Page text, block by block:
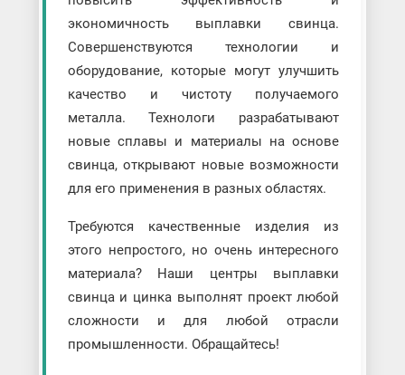
экономичность выплавки свинца.
Совершенствуются технологии и
оборудование, которые могут улучшить
качество и чистоту получаемого
металла. Технологи разрабатывают
новые сплавы и материалы на основе
свинца, открывают новые возможности
для его применения в разных областях.
Требуются качественные изделия из
этого непростого, но очень интересного
материала? Наши центры выплавки
свинца и цинка выполнят проект любой
сложности и для любой отрасли
промышленности. Обращайтесь!